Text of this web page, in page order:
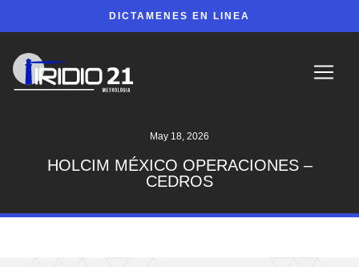
DICTAMENES EN LINEA
May 18, 2026
HOLCIM MÉXICO OPERACIONES –
CEDROS